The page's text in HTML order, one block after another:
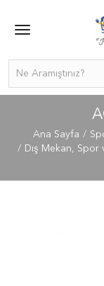
Ana Sayfa
Dış Mekan, Spor